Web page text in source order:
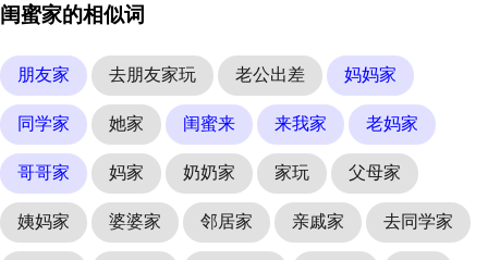
闺蜜家的相似词
朋友家 去朋友家玩 老公出差 妈妈家
同学家 她家 闺蜜来 来我家 老妈家
哥哥家 妈家 奶奶家 家玩 父母家
姨妈家 婆婆家 邻居家 亲戚家 去同学家